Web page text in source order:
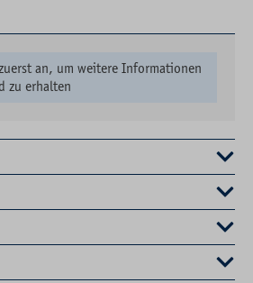
an, um weitere Informationen
zu erhalten